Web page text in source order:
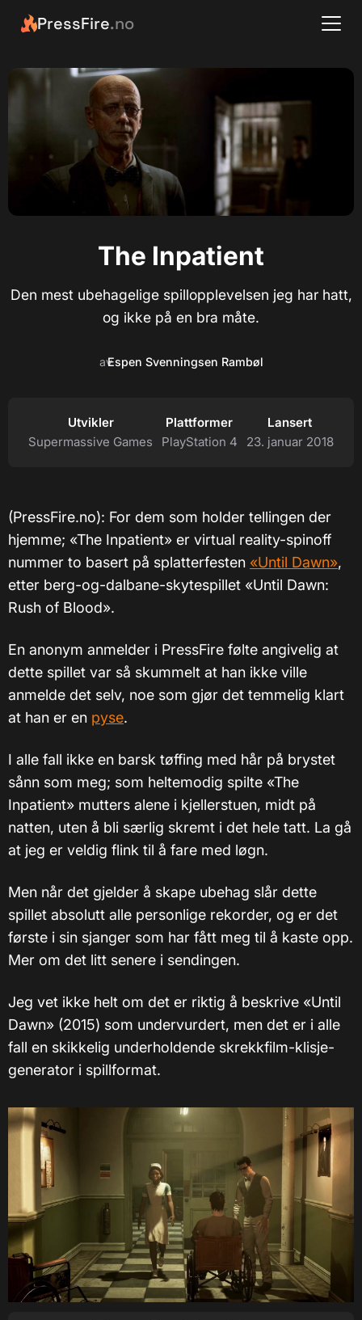
PressFire.no
The Inpatient
Den mest ubehagelige spillopplevelsen jeg har hatt,
og ikke på en bra måte.
avEspen Svenningsen Rambøl
Utvikler
Supermassive Games
Plattformer
PlayStation 4
Lansert
23. januar 2018
(PressFire.no): For dem som holder tellingen der
hjemme; «The Inpatient» er virtual reality-spinoff
nummer to basert på splatterfesten «Until Dawn»,
etter berg-og-dalbane-skytespillet «Until Dawn:
Rush of Blood».
En anonym anmelder i PressFire følte angivelig at
dette spillet var så skummelt at han ikke ville
anmelde det selv, noe som gjør det temmelig klart
at han er en pyse.
I alle fall ikke en barsk tøffing med hår på brystet
sånn som meg; som heltemodig spilte «The
Inpatient» mutters alene i kjellerstuen, midt på
natten, uten å bli særlig skremt i det hele tatt. La gå
at jeg er veldig flink til å fare med løgn.
Men når det gjelder å skape ubehag slår dette
spillet absolutt alle personlige rekorder, og er det
første i sin sjanger som har fått meg til å kaste opp.
Mer om det litt senere i sendingen.
Jeg vet ikke helt om det er riktig å beskrive «Until
Dawn» (2015) som undervurdert, men det er i alle
fall en skikkelig underholdende skrekkfilm-klisje-
generator i spillformat.